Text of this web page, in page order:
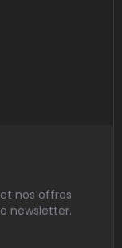
nos offres
newsletter.